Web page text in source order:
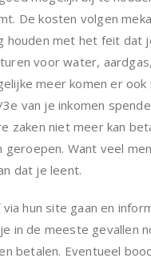
De kosten volgen
houden met het feit dat
voor water,
meer komen er
van je inkomen
zaken niet meer kan
geroepen. Want veel
dat je leent.
via hun site gaan en
in de meeste gevallen
betalen. Eventueel